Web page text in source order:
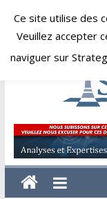
Skip
Expertise
et
Analyses
Ce site utilise des
Veuillez accepter
naviguer sur